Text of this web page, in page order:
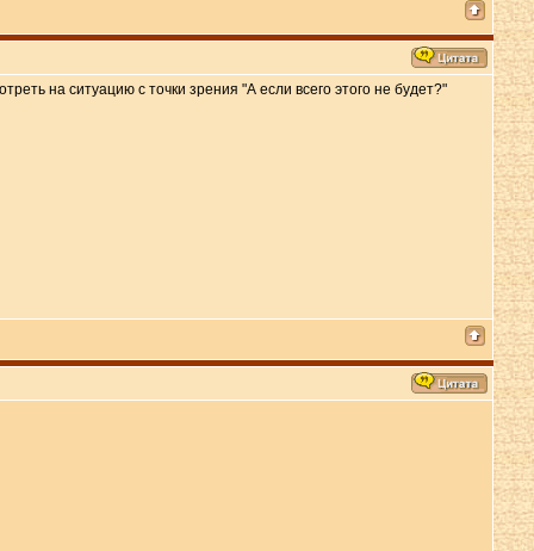
на ситуацию с точки зрения "А если всего этого не будет?"